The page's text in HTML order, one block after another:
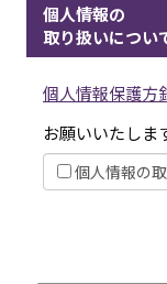
個人情報の
取り扱いについ
個人情報保護方
お願いいたしま
個人情報の